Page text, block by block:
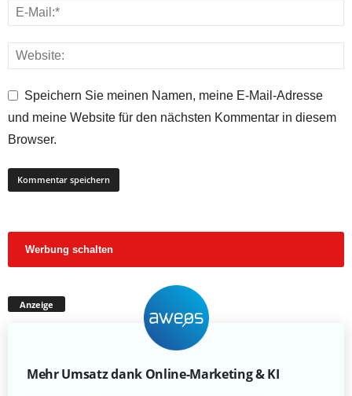
Speichern Sie meinen Namen, meine E-Mail-Adresse
und meine Website für den nächsten Kommentar in diesem
Browser.
Werbung schalten
Anzeige
Mehr Umsatz dank Online-Marketing & KI